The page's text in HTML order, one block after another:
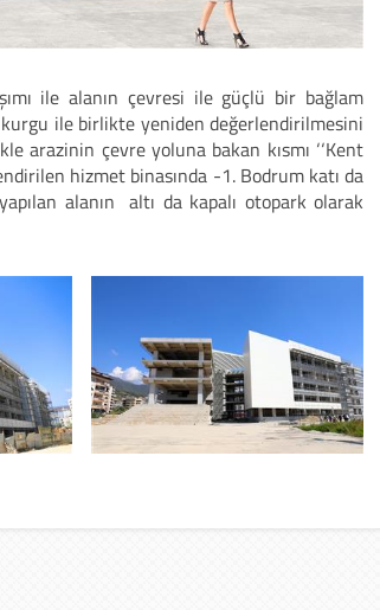
ile alanın çevresi ile güçlü bir bağlam
ile birlikte yeniden değerlendirilmesini
arazinin çevre yoluna bakan kısmı ‘‘Kent
hizmet binasında -1. Bodrum katı da
alanın altı da kapalı otopark olarak